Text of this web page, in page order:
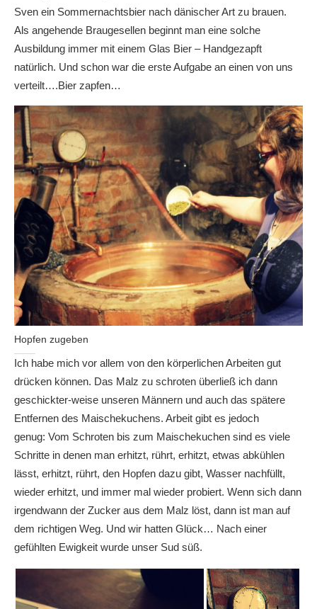
Sven ein Sommernachtsbier nach dänischer Art zu brauen.
Als angehende Braugesellen beginnt man eine solche
Ausbildung immer mit einem Glas Bier – Handgezapft
natürlich. Und schon war die erste Aufgabe an einen von uns
verteilt….Bier zapfen…
Hopfen zugeben
Ich habe mich vor allem von den körperlichen Arbeiten gut
drücken können. Das Malz zu schroten überließ ich dann
geschickter-weise unseren Männern und auch das spätere
Entfernen des Maischekuchens. Arbeit gibt es jedoch
genug: Vom Schroten bis zum Maischekuchen sind es viele
Schritte in denen man erhitzt, rührt, erhitzt, etwas abkühlen
lässt, erhitzt, rührt, den Hopfen dazu gibt, Wasser nachfüllt,
wieder erhitzt, und immer mal wieder probiert. Wenn sich dann
irgendwann der Zucker aus dem Malz löst, dann ist man auf
dem richtigen Weg. Und wir hatten Glück… Nach einer
gefühlten Ewigkeit wurde unser Sud süß.